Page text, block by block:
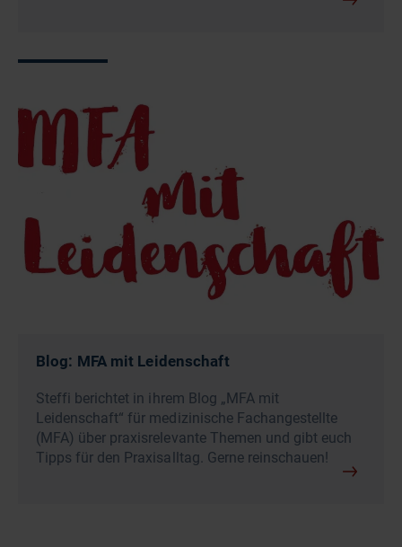
Blog: MFA mit Leidenschaft
Steffi berichtet in ihrem Blog „MFA mit
Leidenschaft“ für medizinische Fachangestellte
(MFA) über praxisrelevante Themen und gibt euch
Tipps für den Praxisalltag. Gerne reinschauen!